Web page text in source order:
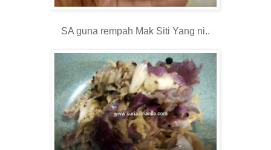
SA guna rempah Mak Siti Yang ni..